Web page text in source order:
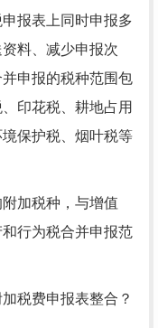
报表上同时申报多
料、减少申报次
申报的税种范围包
印花税、耕地占用
保护税、烟叶税等
加税种，与增值
行为税合并申报范
税费申报表整合？